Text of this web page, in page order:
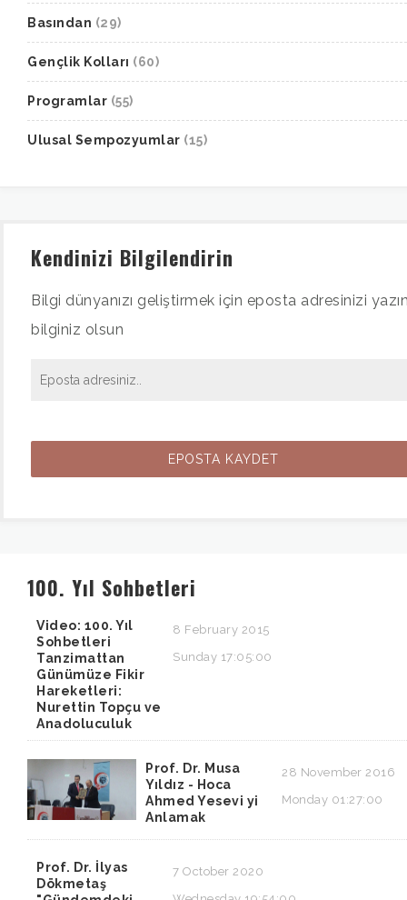
Basından (29)
Gençlik Kolları (60)
Programlar (55)
Ulusal Sempozyumlar (15)
Kendinizi Bilgilendirin
Bilgi dünyanızı geliştirmek için eposta adresinizi
bilginiz olsun
100. Yıl Sohbetleri
Video: 100. Yıl
Sohbetleri
Tanzimattan
Günümüze Fikir
Hareketleri:
Nurettin Topçu ve
Anadoluculuk
8 February 2015
Sunday 17:05:00
Prof. Dr. Musa
Yıldız - Hoca
Ahmed Yesevi yi
Anlamak
28 November 2016
Monday 01:27:00
Prof. Dr. İlyas
Dökmetaş
7 October 2020